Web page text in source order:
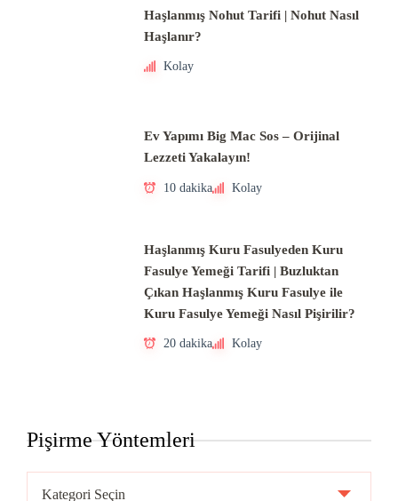
Haşlanmış Nohut Tarifi | Nohut Nasıl
Haşlanır?
Kolay
Ev Yapımı Big Mac Sos – Orijinal
Lezzeti Yakalayın!
10 dakika Kolay
Haşlanmış Kuru Fasulyeden Kuru
Fasulye Yemeği Tarifi | Buzluktan
Çıkan Haşlanmış Kuru Fasulye ile
Kuru Fasulye Yemeği Nasıl Pişirilir?
20 dakika Kolay
Pişirme Yöntemleri